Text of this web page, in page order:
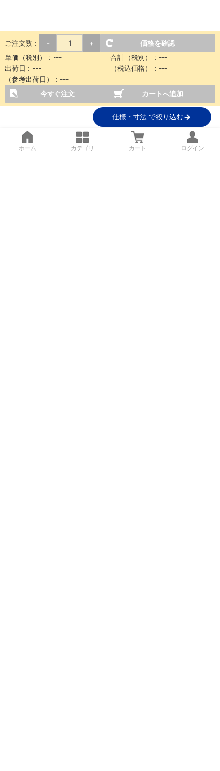
ご注文数： - +
価格を確認
単価（税別）： --- 合計（税別）： ---
出荷日： --- （税込価格）： ---
（参考出荷日）： ---
今すぐ注文
カートへ追加
仕様・寸法 で絞り込む
ホーム カテゴリ カート ログイン